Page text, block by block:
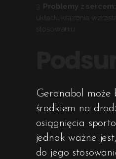
Problemy z sercem:
układu krążenia
stosowaniu.
Geranabol może
środkiem na
osiągnięcia
jednak ważne
do jego